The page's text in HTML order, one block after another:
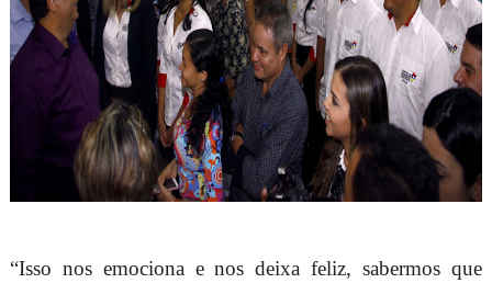
“Isso nos emociona e nos deixa feliz, sabermos que